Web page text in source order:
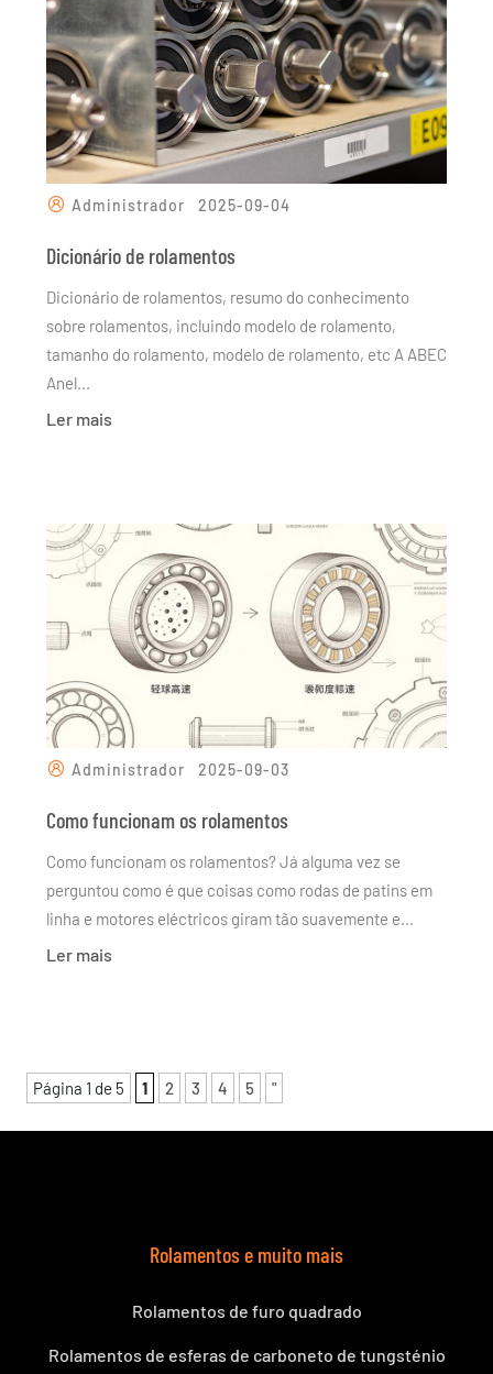
Administrador 2025-09-04
Dicionário de rolamentos
Dicionário de rolamentos, resumo do conhecimento
sobre rolamentos, incluindo modelo de rolamento,
tamanho do rolamento, modelo de rolamento, etc A ABEC
Anel...
Ler mais
Administrador 2025-09-03
Como funcionam os rolamentos
Como funcionam os rolamentos? Já alguma vez se
perguntou como é que coisas como rodas de patins em
linha e motores eléctricos giram tão suavemente e...
Ler mais
Página 1 de 5 1 2 3 4 5 "
Rolamentos e muito mais
Rolamentos de furo quadrado
Rolamentos de esferas de carboneto de tungsténio